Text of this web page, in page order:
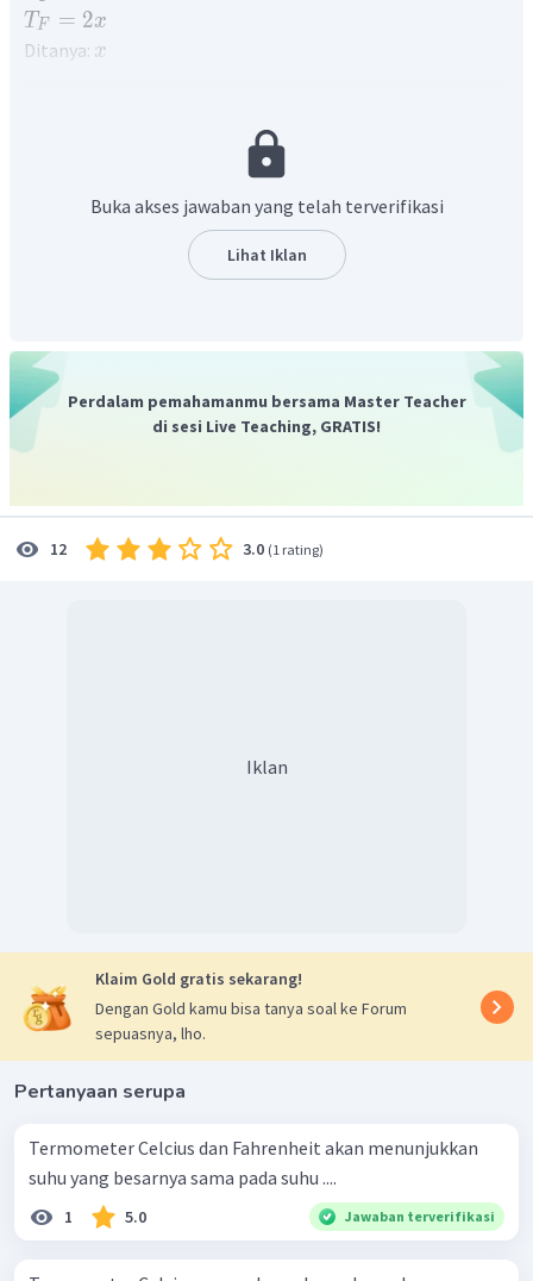
T F = 2x
Ditanya: x
=
9
10 −160
Jadi, nilai x adalah 180.
Buka akses jawaban yang telah terverifikasi
Lihat Iklan
Perdalam pemahamanmu bersama Master Teacher
di sesi Live Teaching, GRATIS!
12 3.0 (1 rating)
Iklan
Klaim Gold gratis sekarang!
Dengan Gold kamu bisa tanya soal ke Forum
sepuasnya, lho.
Pertanyaan serupa
Termometer Celcius dan Fahrenheit akan menunjukkan
suhu yang besarnya sama pada suhu ....
1 5.0 Jawaban terverifikasi